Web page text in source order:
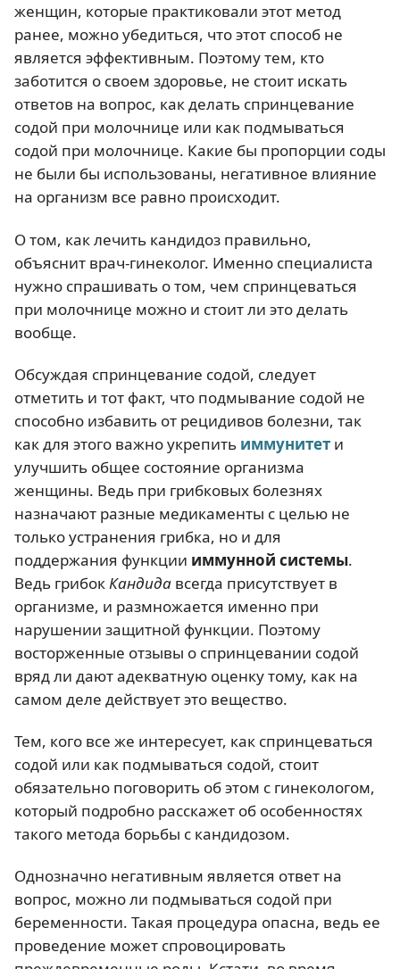
женщин, которые практиковали этот метод
ранее, можно убедиться, что этот способ не
является эффективным. Поэтому тем, кто
заботится о своем здоровье, не стоит искать
ответов на вопрос, как делать спринцевание
содой при молочнице или как подмываться
содой при молочнице. Какие бы пропорции соды
не были бы использованы, негативное влияние
на организм все равно происходит.
О том, как лечить кандидоз правильно,
объяснит врач-гинеколог. Именно специалиста
нужно спрашивать о том, чем спринцеваться
при молочнице можно и стоит ли это делать
вообще.
Обсуждая спринцевание содой, следует
отметить и тот факт, что подмывание содой не
способно избавить от рецидивов болезни, так
как для этого важно укрепить иммунитет и
улучшить общее состояние организма
женщины. Ведь при грибковых болезнях
назначают разные медикаменты с целью не
только устранения грибка, но и для
поддержания функции иммунной системы.
Ведь грибокКандида всегда присутствует в
организме, и размножается именно при
нарушении защитной функции. Поэтому
восторженные отзывы о спринцевании содой
вряд ли дают адекватную оценку тому, как на
самом деле действует это вещество.
Тем, кого все же интересует, как спринцеваться
содой или как подмываться содой, стоит
обязательно поговорить об этом с гинекологом,
который подробно расскажет об особенностях
такого метода борьбы с кандидозом.
Однозначно негативным является ответ на
вопрос, можно ли подмываться содой при
беременности. Такая процедура опасна, ведь ее
проведение может спровоцировать